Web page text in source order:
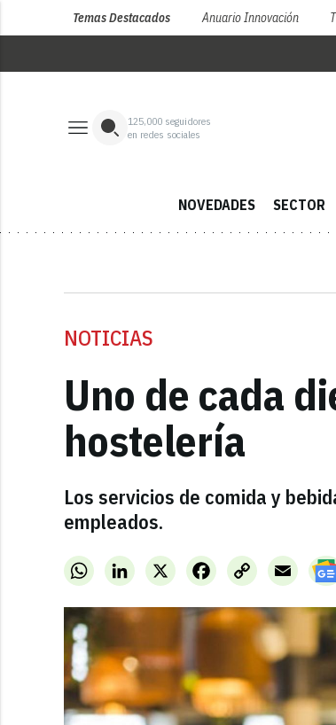
Temas Destacados Anuario Innovación
125,000 seguidores
en redes sociales
NOVEDADES SECTOR
NOTICIAS
Uno de cada
hostelería
Los servicios de comida y
empleados.
WhatsAppLinkedInX FacebookCopy
Link
Email